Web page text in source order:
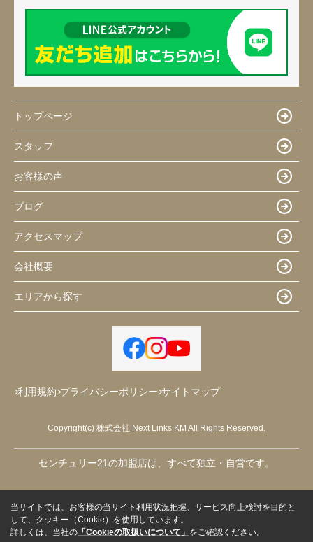
トップページ
スタッフ
お客様の声
ブログ
アクセスマップ
会社概要
エリアから探す
利用規約 プライバシーポリシー サイトマップ
Copyright(c) 株式会社 Next Links KM All Rights Reserved.
センチュリー21の加盟店は、すべて独立・自営です。
当サイトでは、お客様の当サイト利用状況把握、サービス向上検討を目的と
して、クッキー（Cookie）を使用しています。
詳しくは、当社の 「Cookieの取扱いについて」 をご確認ください。